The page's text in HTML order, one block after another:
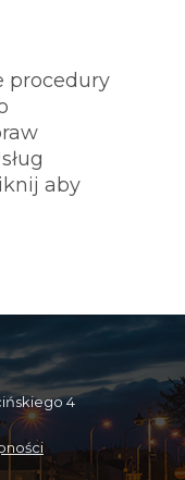
procedury
aby
4